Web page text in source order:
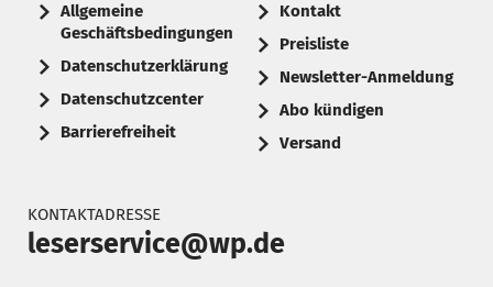
Allgemeine
Geschäftsbedingungen
Datenschutzerklärung
Datenschutzcenter
Barrierefreiheit
Kontakt
Preisliste
Newsletter-Anmeldung
Abo kündigen
Versand
KONTAKTADRESSE
leserservice@wp.de